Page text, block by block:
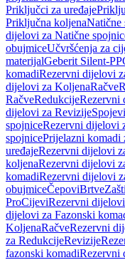
Priključci za uređaje
Priključna koljenaNatične
dijelovi za Natične
obujmiceUčvršćenja za
materijalGeberit Silent-PP
komadiRezervni dijelovi
dijelovi za KoljenaRačve
RačveRedukcijeRezervni
dijelovi za RevizijeSpojevi
spojniceRezervni dijelovi
spojnicePrijelazni komadi
uređajeRezervni dijelovi
koljenaRezervni dijelovi
komadiRezervni dijelovi
obujmiceČepoviBrtve
ProCijeviRezervni
dijelovi za Fazonski
KoljenaRačveRezervni
za RedukcijeRevizije
fazonski komadiRezervni